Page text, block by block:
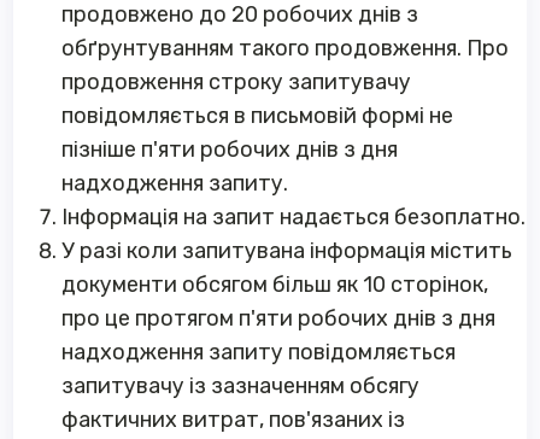
продовжено до 20 робочих днів з
обґрунтуванням такого продовження. Про
продовження строку запитувачу
повідомляється в письмовій формі не
пізніше п'яти робочих днів з дня
надходження запиту.
Інформація на запит надається безоплатно.
У разі коли запитувана інформація містить
документи обсягом більш як 10 сторінок,
про це протягом п'яти робочих днів з дня
надходження запиту повідомляється
запитувачу із зазначенням обсягу
фактичних витрат, пов'язаних із